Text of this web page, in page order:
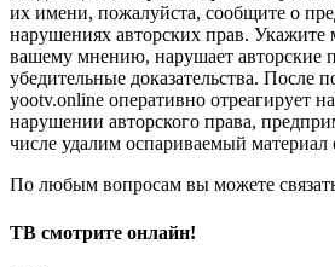
их имени, пожалуйста, сообщите о
нарушениях авторских прав. Укажите
вашему мнению, нарушает авторские
убедительные доказательства. После
yootv.online оперативно отреагирует
нарушении авторского права,
числе удалим оспариваемый материал
По любым вопросам вы можете
ТВ смотрите онлайн!